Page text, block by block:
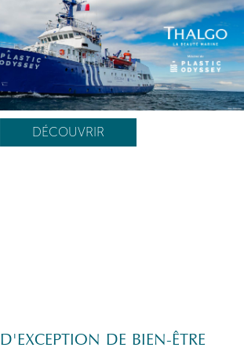
DE BIEN-ÊTRE
DÉCOUVRIR